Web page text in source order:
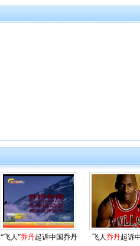
“飞人”乔丹起诉中国乔丹
飞人乔丹起诉